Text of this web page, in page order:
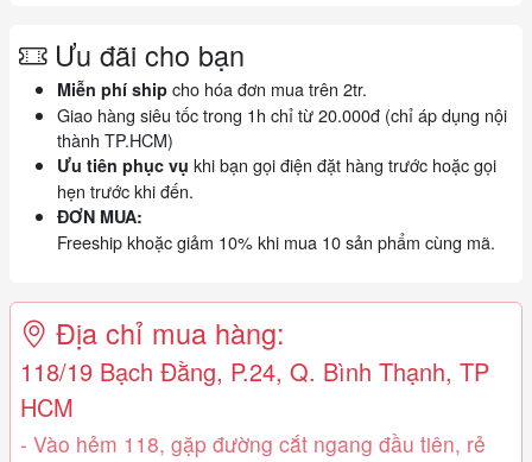
Ưu đãi cho bạn
Miễn phí ship cho hóa đơn mua trên 2tr.
Giao hàng siêu tốc trong 1h chỉ từ 20.000đ (chỉ áp dụng nội
thành TP.HCM)
Ưu tiên phục vụ khi bạn gọi điện đặt hàng trước hoặc gọi
hẹn trước khi đến.
ĐƠN MUA:
Freeship khoặc giảm 10% khi mua 10 sản phẩm cùng mã.
Địa chỉ mua hàng:
118/19 Bạch Đằng, P.24, Q. Bình Thạnh, TP
HCM
- Vào hẻm 118, gặp đường cắt ngang đầu tiên, rẻ